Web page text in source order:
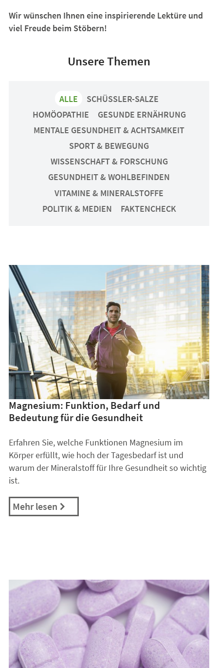
Wir wünschen Ihnen eine inspirierende Lektüre und
viel Freude beim Stöbern!
Unsere Themen
ALLE
SCHÜSSLER-SALZE
HOMÖOPATHIE
GESUNDE ERNÄHRUNG
MENTALE GESUNDHEIT & ACHTSAMKEIT
SPORT & BEWEGUNG
WISSENSCHAFT & FORSCHUNG
GESUNDHEIT & WOHLBEFINDEN
VITAMINE & MINERALSTOFFE
POLITIK & MEDIEN
FAKTENCHECK
Magnesium: Funktion, Bedarf und
Bedeutung für die Gesundheit
Erfahren Sie, welche Funktionen Magnesium im
Körper erfüllt, wie hoch der Tagesbedarf ist und
warum der Mineralstoff für Ihre Gesundheit so wichtig
ist.
Mehr lesen